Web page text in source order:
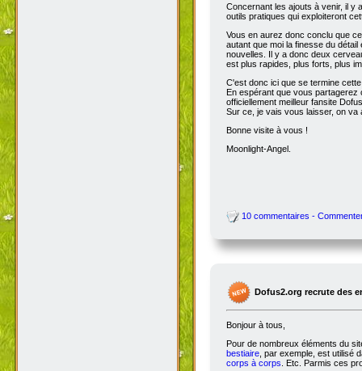
Concernant les ajouts à venir, il y
outils pratiques qui exploiteront
Vous en aurez donc conclu que
autant que moi la finesse du
nouvelles. Il y a donc deux
est plus rapides, plus forts, plus
C'est donc ici que se termine
En espérant que vous
officiellement meilleur fansite
Sur ce, je vais vous laisser, on va
Bonne visite à vous !
Moonlight-Angel.
10 commentaires -
Dofus2.org recrute des
Bonjour à tous,
Pour de nombreux éléments du
bestiaire, par exemple, est utilisé
corps à corps. Etc. Parmis ces